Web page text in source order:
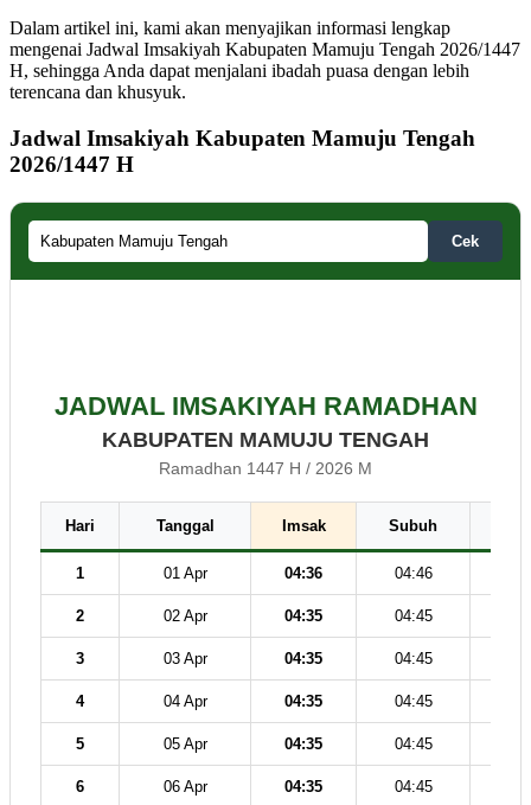
Dalam artikel ini, kami akan menyajikan informasi lengkap
mengenai Jadwal Imsakiyah Kabupaten Mamuju Tengah 2026/1447
H, sehingga Anda dapat menjalani ibadah puasa dengan lebih
terencana dan khusyuk.
Jadwal Imsakiyah Kabupaten Mamuju Tengah
2026/1447 H
Cek
JADWAL IMSAKIYAH RAMADHAN
KABUPATEN MAMUJU TENGAH
Ramadhan 1447 H / 2026 M
Hari Tanggal Imsak Subuh
1 01 Apr 04:36 04:46
2 02 Apr 04:35 04:45
3 03 Apr 04:35 04:45
4 04 Apr 04:35 04:45
5 05 Apr 04:35 04:45
6 06 Apr 04:35 04:45